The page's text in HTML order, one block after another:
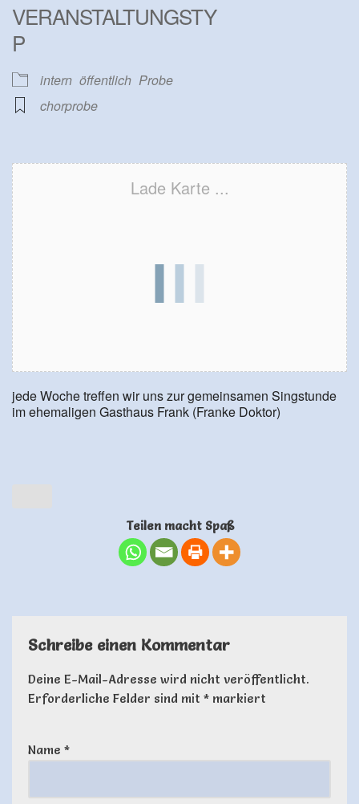
VERANSTALTUNGSTY
P
intern öffentlich Probe
chorprobe
Lade Karte ...
jede Woche treffen wir uns zur gemeinsamen Singstunde
im ehemaligen Gasthaus Frank (Franke Doktor)
Teilen macht Spaß
Schreibe einen Kommentar
Deine E-Mail-Adresse wird nicht veröffentlicht.
Erforderliche Felder sind mit * markiert
Name *